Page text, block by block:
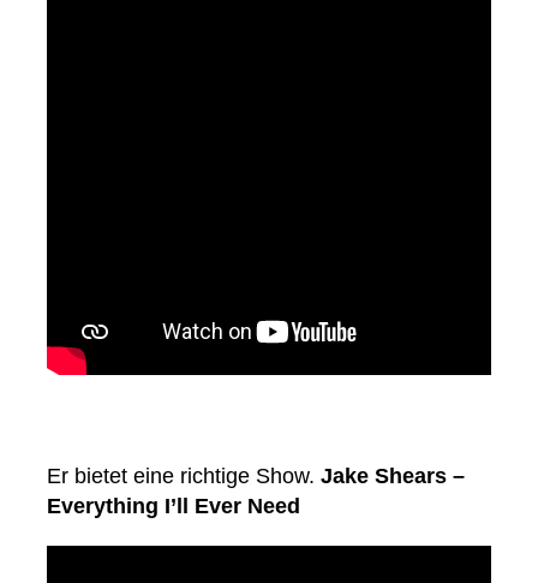
Er bietet eine richtige Show. Jake Shears –
Everything I’ll Ever Need